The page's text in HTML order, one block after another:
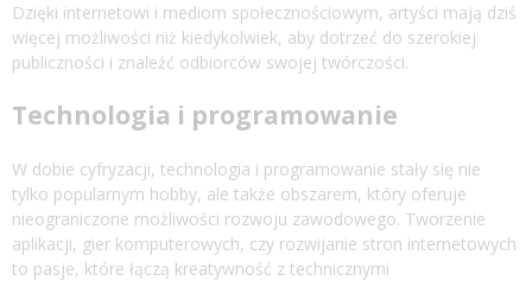
Dzięki internetowi i mediom społecznościowym, artyści mają dziś
więcej możliwości niż kiedykolwiek, aby dotrzeć do szerokiej
publiczności i znaleźć odbiorców swojej twórczości.
Technologia i programowanie
W dobie cyfryzacji, technologia i programowanie stały się nie
tylko popularnym hobby, ale także obszarem, który oferuje
nieograniczone możliwości rozwoju zawodowego. Tworzenie
aplikacji, gier komputerowych, czy rozwijanie stron internetowych
to pasje, które łączą kreatywność z technicznymi